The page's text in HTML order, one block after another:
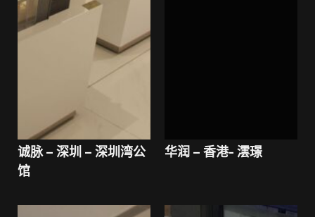
诚脉 – 深圳 – 深圳湾公
馆
华润 – 香港- 澐璟